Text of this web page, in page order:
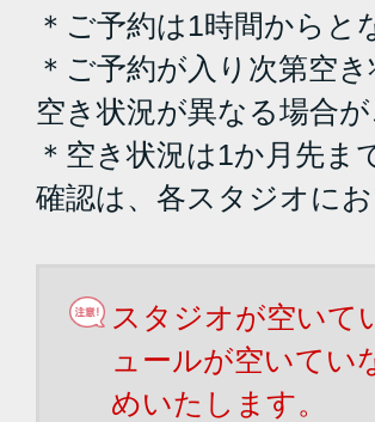
＊ご予約は1時間からと
＊ご予約が入り次第空
空き状況が異なる場合
＊空き状況は1か月先
確認は、各スタジオに
スタジオが空いて
ュールが空いてい
めいたします。